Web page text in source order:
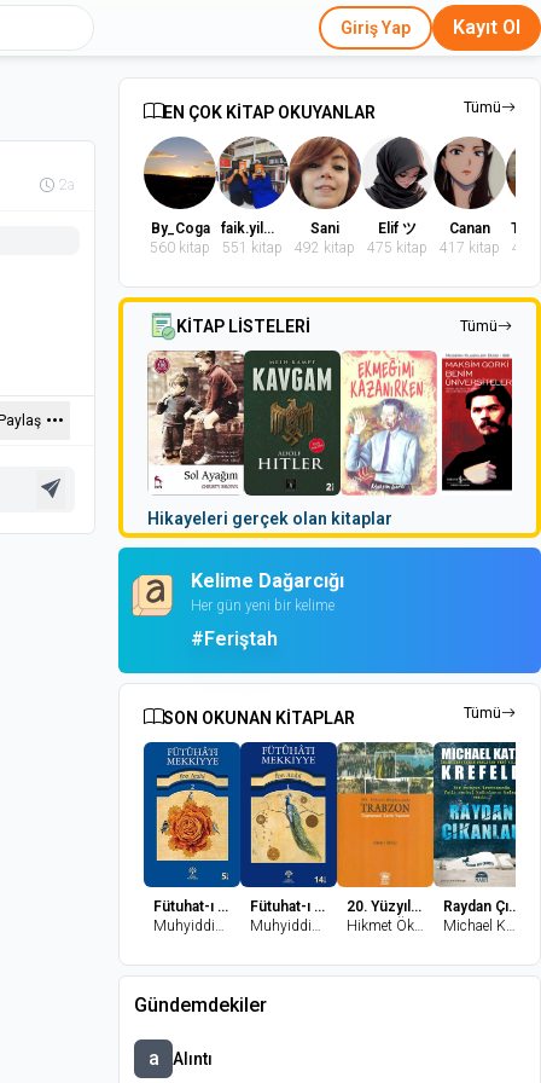
Giriş Yap Kayıt Ol
2a
EN ÇOK KİTAP OKUYANLAR Tümü
By_Coga
560 kitap
faik.yilmaz.9
551 kitap
Sani
492 kitap
Elif ツ
475 kitap
Canan
417 kitap
402
KİTAP LİSTELERİ Tümü
Hikayeleri gerçek olan kitaplar
Kelime Dağarcığı
Her gün yeni bir kelime
#Feriştah
SON OKUNAN KİTAPLAR Tümü
Fütuhat-ı Mekkiyye - 2
Muhyiddin İbn Arabi
Fütuhat-ı Mekkiyye 1
Muhyiddin İbn Arabi
20. Yüzyıl Başlarında Trabzon Toplumsal Tarih Yazıları
Hikmet Öksüz
Raydan Çıkanlar
Michael Katz Krefeld
Gündemdekiler
a Alıntı